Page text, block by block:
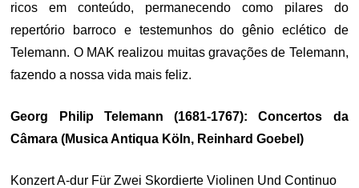
ricos em conteúdo, permanecendo como pilares do
repertório barroco e testemunhos do gênio eclético de
Telemann. O MAK realizou muitas gravações de Telemann,
fazendo a nossa vida mais feliz.
Georg Philip Telemann (1681-1767): Concertos da
Câmara (Musica Antiqua Köln, Reinhard Goebel)
Konzert A-dur Für Zwei Skordierte Violinen Und Continuo